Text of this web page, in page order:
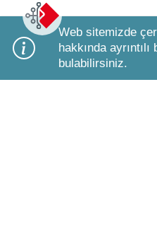
Bottom Search
Web sitemizde
hakkında ayrıntılı
bulabilirsiniz.